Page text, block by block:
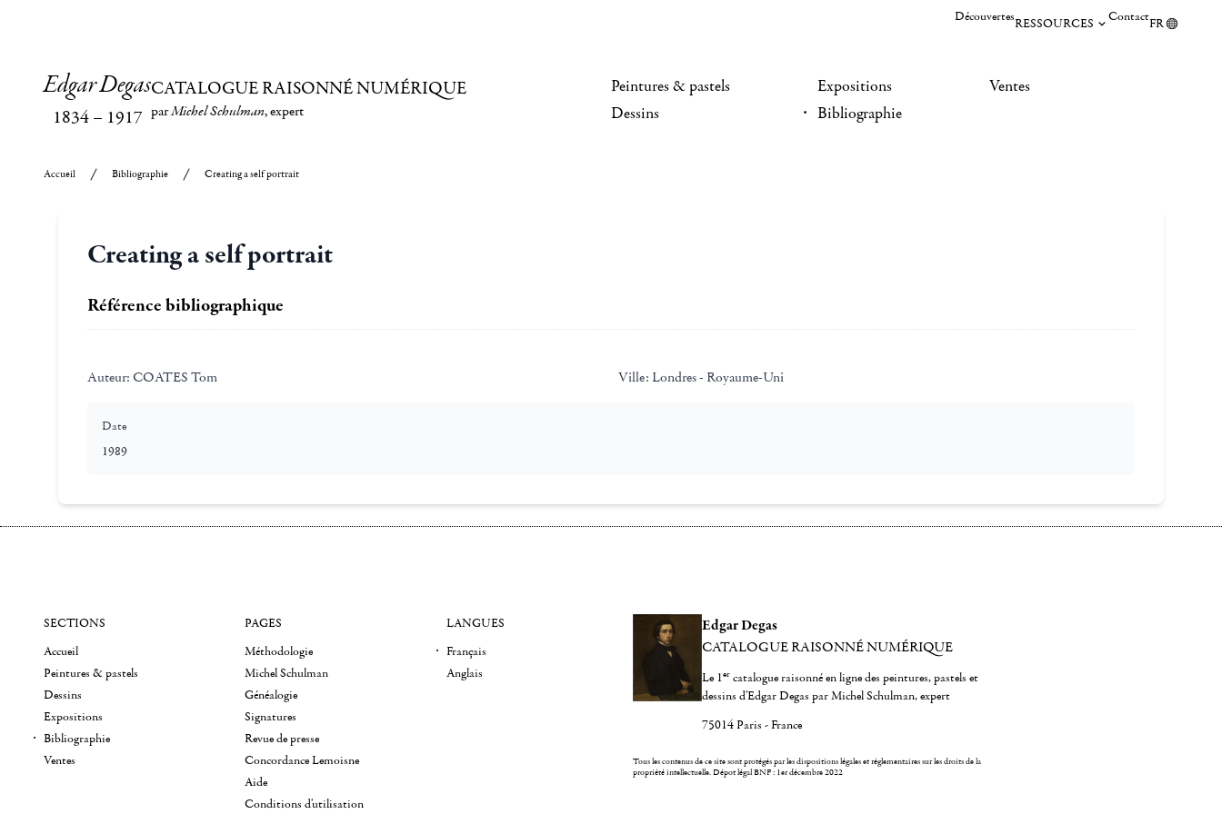
DécouvertesRESSOURCES ContactFR
Edgar Degas
1834– 1917
CATALOGUE RAISONNÉ NUMÉRIQUE
parMichel Schulman, expert
Peintures & pastels
Dessins
Expositions
Bibliographie
Ventes
Accueil Bibliographie Creating a self portrait
Creating a self portrait
Référence bibliographique
Auteur: COATES Tom Ville: Londres - Royaume-Uni
Date
1989
Edgar Degas
CATALOGUE RAISONNÉ NUMÉRIQUE
Le 1er catalogue raisonné en ligne des peintures, pastels et
dessins d'Edgar Degas par Michel Schulman, expert
75014 Paris - France
Tous les contenus de ce site sont protégés par les dispositions légales et réglementaires sur les droits de la
propriété intellectuelle.Dépot légal BNF : 1er décembre 2022
SECTIONS
Accueil
Peintures & pastels
Dessins
Expositions
Bibliographie
Ventes
PAGES
Méthodologie
Michel Schulman
Généalogie
Signatures
Revue de presse
Concordance Lemoisne
Aide
Conditions d'utilisation
LANGUES
Français
Anglais